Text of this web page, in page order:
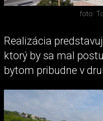
foto:
Realizácia
ktorý by sa mal
bytom pribudne v